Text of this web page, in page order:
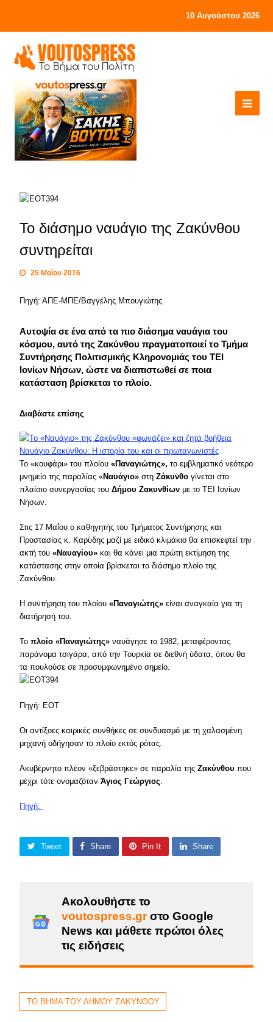
10 Αυγούστου 2026
Το διάσημο ναυάγιο της Ζακύνθου
συντηρείται
25 Μαΐου 2016
Πηγή: ΑΠΕ-ΜΠΕ/Βαγγέλης Μπουγιώτης
Αυτοψία σε ένα από τα πιο διάσημα ναυάγια του
κόσμου, αυτό της Ζακύνθου πραγματοποιεί το Τμήμα
Συντήρησης Πολιτισμικής Κληρονομιάς του ΤΕΙ
Ιονίων Νήσων, ώστε να διαπιστωθεί σε ποια
κατάσταση βρίσκεται το πλοίο.
Διαβάστε επίσης
Ναυάγιο Ζακύνθου: Η ιστορία του και οι πρωταγωνιστές
Το «κουφάρι» του πλοίου«Παναγιώτης», το εμβληματικό νεότερο
μνημείο της παραλίας «Ναυάγιο» στηΖάκυνθο γίνεται στο
πλαίσιο συνεργασίας τουΔήμου Ζακυνθίων με το ΤΕΙ Ιονίων
Νήσων.
Στις 17 Μαΐου ο καθηγητής του Τμήματος Συντήρησης και
Προστασίας κ. Καρύδης μαζί με ειδικό κλιμάκιο θα επισκεφτεί την
ακτή του«Ναυαγίου» και θα κάνει μια πρώτη εκτίμηση της
κατάστασης στην οποία βρίσκεται το διάσημο πλοίο της
Ζακύνθου.
Η συντήρηση του πλοίου«Παναγιώτης» είναι αναγκαία για τη
διατήρησή του.
Το πλοίο «Παναγιώτης» ναυάγησε το 1982, μεταφέροντας
παράνομα τσιγάρα, από την Τουρκία σε διεθνή ύδατα, όπου θα
τα πουλούσε σε προσυμφωνημένο σημείο.
Πηγή: EOT
Οι αντίξοες καιρικές συνθήκες σε συνδυασμό με τη χαλασμένη
μηχανή οδήγησαν το πλοίο εκτός ρότας.
Ακυβέρνητο πλέον «ξεβράστηκε» σε παραλία της Ζακύνθου που
μέχρι τότε ονομαζότανΆγιος Γεώργιος.
Πηγή:
Tweet Share Pin It Share
Ακολουθήστε το
voutospress.grστο Google
News και μάθετε πρώτοι όλες
τις ειδήσεις
ΤΟ ΒΗΜΑ ΤΟΥ ΔΗΜΟΥ ΖΑΚΥΝΘΟΥ